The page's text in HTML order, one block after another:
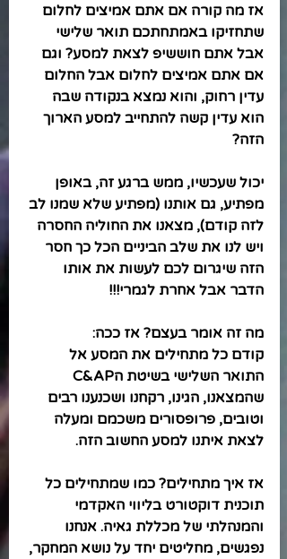
אז מה קורה אם אתם אמיצים לחלום
שתחזיקו באמתחתכם תואר שלישי
אבל אתם חוששיפ לצאת למסע? וגם
אם אתם אמיצים לחלום אבל החלום
עדין רחוק, והוא נמצא בנקודה שבה
הוא עדין קשה להתחייב למסע הארוך
הזה?
יכול שעכשיו, ממש ברגע זה, באופן
מפתיע, גם אותנו (מפתיע שלא שמנו לב
לזה קודם), מצאנו את החוליה החסרה
ויש לנו את שלב הביניים הכל כך חסר
הזה שיגרום לכם לעשות את אותו
הדבר אבל אחרת לגמרי!!!
מה זה אומר בעצם? אז ככה:
קודם כל מתחילים את המסע אל
שהמצאנו, הגינו, רקחנו ושכנענו רבים
וטובים, פרופסורים משכמם ומעלה
לצאת איתנו למסע החשוב הזה.
אז איך מתחילים? כמו שמתחילים כל
תוכנית דוקטורט בליווי האקדמי
והמנהלתי של מכללת גאיה. אנחנו
נפגשים, מחליטים יחד על נושא המחקר,